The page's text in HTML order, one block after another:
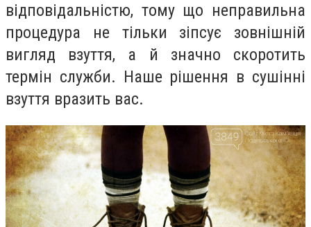
відповідальністю, тому що неправильна
процедура не тільки зіпсує зовнішній
вигляд взуття, а й значно скоротить
термін служби. Наше рішення в сушінні
взуття вразить вас.